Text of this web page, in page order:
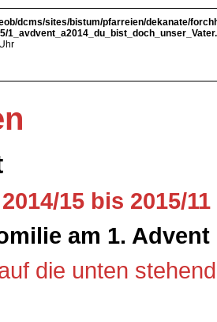
dcms/sites/bistum/pfarreien/dekanate/
15 bis 2015/11
am 1.
die unten